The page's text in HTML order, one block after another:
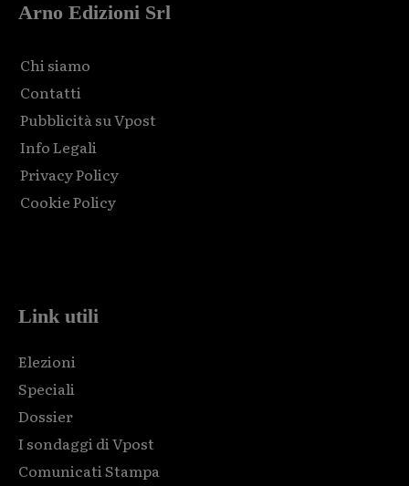
Arno Edizioni Srl
Chi siamo
Contatti
Pubblicità su Vpost
Info Legali
Privacy Policy
Cookie Policy
Link utili
Elezioni
Speciali
Dossier
I sondaggi di Vpost
Comunicati Stampa